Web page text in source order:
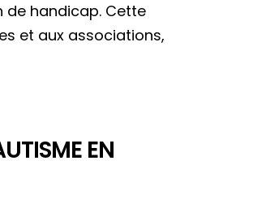
de handicap. Cette
et aux associations,
EN